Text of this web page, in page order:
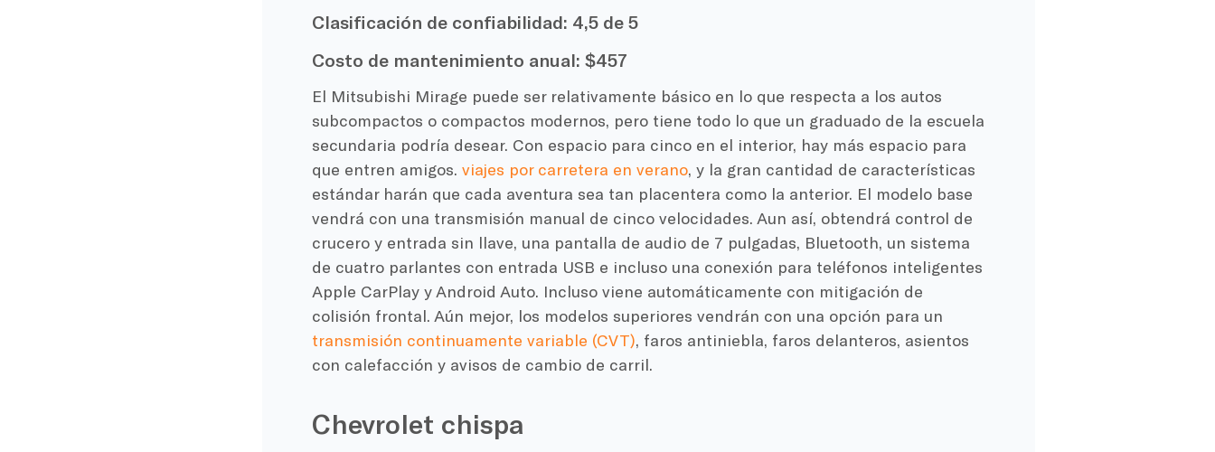
Clasificación de confiabilidad: 4,5 de 5
Costo de mantenimiento anual: $457
El Mitsubishi Mirage puede ser relativamente básico en lo que respecta a los autos
subcompactos o compactos modernos, pero tiene todo lo que un graduado de la escuela
secundaria podría desear. Con espacio para cinco en el interior, hay más espacio para
que entren amigos. viajes por carretera en verano, y la gran cantidad de características
estándar harán que cada aventura sea tan placentera como la anterior. El modelo base
vendrá con una transmisión manual de cinco velocidades. Aun así, obtendrá control de
crucero y entrada sin llave, una pantalla de audio de 7 pulgadas, Bluetooth, un sistema
de cuatro parlantes con entrada USB e incluso una conexión para teléfonos inteligentes
Apple CarPlay y Android Auto. Incluso viene automáticamente con mitigación de
colisión frontal. Aún mejor, los modelos superiores vendrán con una opción para un
transmisión continuamente variable (CVT), faros antiniebla, faros delanteros, asientos
con calefacción y avisos de cambio de carril.
Chevrolet chispa